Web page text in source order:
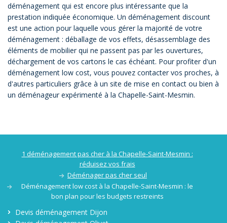
déménagement qui est encore plus intéressante que la
prestation indiquée économique. Un déménagement discount
est une action pour laquelle vous gérer la majorité de votre
déménagement : déballage de vos effets, désassemblage des
éléments de mobilier qui ne passent pas par les ouvertures,
déchargement de vos cartons le cas échéant. Pour profiter d'un
déménagement low cost, vous pouvez contacter vos proches, à
d'autres particuliers grâce à un site de mise en contact ou bien à
un déménageur expérimenté à la Chapelle-Saint-Mesmin.
1 déménagement pas cher à la Chapelle-Saint-Mesmin :
réduisez vos frais
Déménager pas cher seul
Déménagement low cost à la Chapelle-Saint-Mesmin : le
bon plan pour les budgets restreints
Devis déménagement Dijon